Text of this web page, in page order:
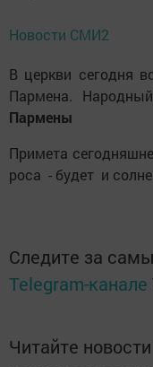
Новости СМИ2
В церкви сегодня
Пармена.
Пармены
Примета
роса - будет и
Следите за
Telegram-канале
Читайте